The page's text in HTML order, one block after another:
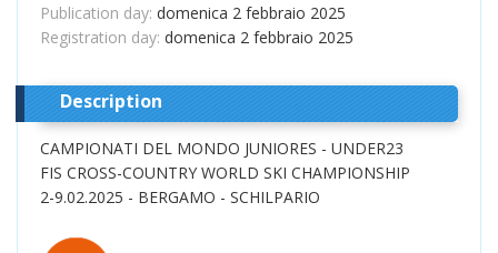
Publication day: domenica 2 febbraio 2025
Registration day: domenica 2 febbraio 2025
Description
CAMPIONATI DEL MONDO JUNIORES - UNDER23
FIS CROSS-COUNTRY WORLD SKI CHAMPIONSHIP
2-9.02.2025 - BERGAMO - SCHILPARIO